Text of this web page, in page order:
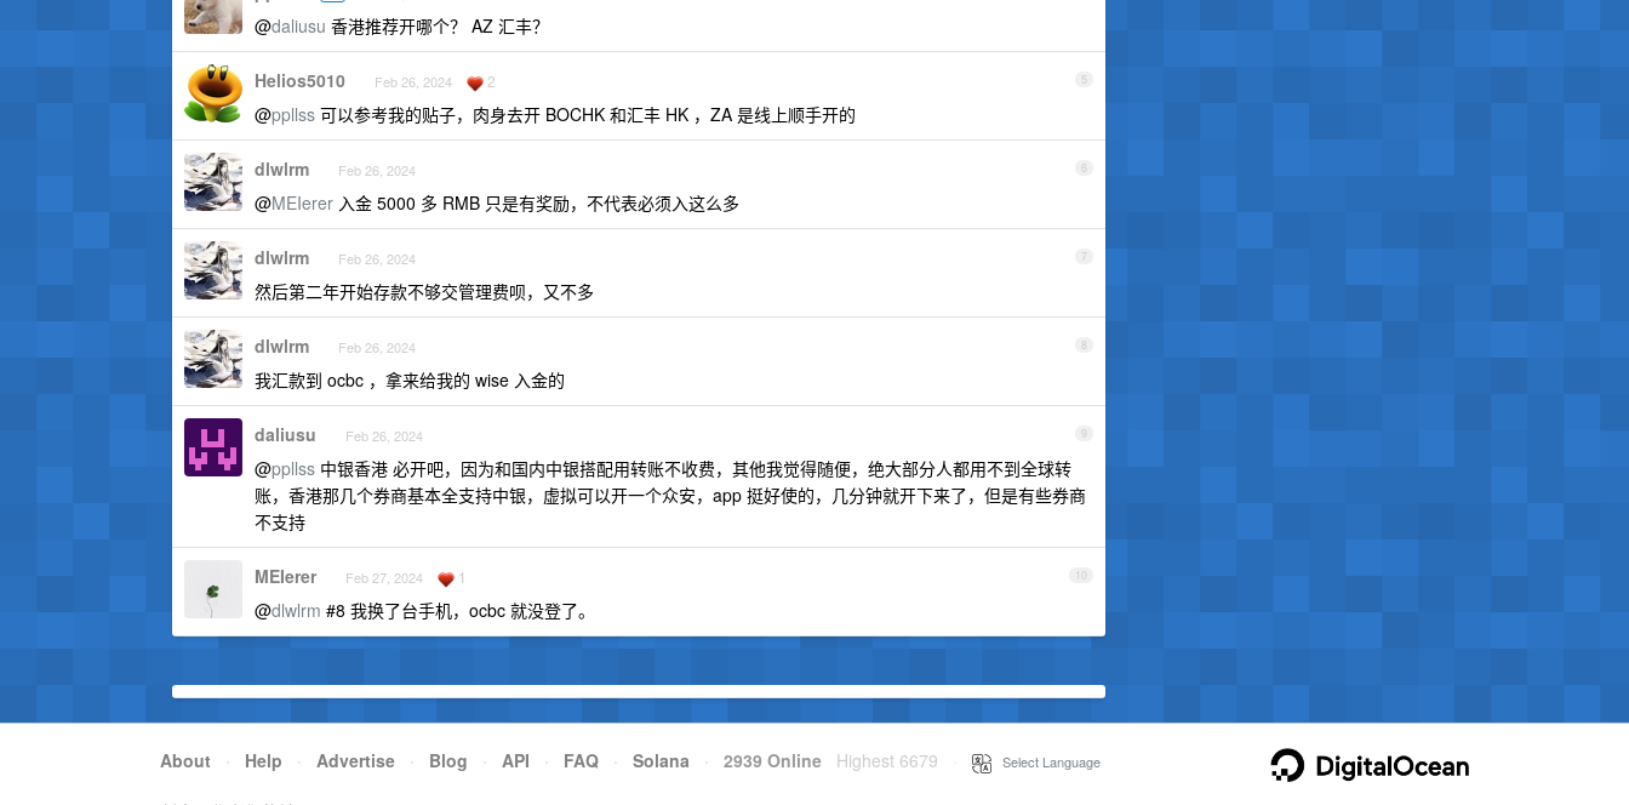
@daliusu 香港推荐开哪个？ AZ 汇丰？
5
Helios5010 Feb 26, 2024 2
@ppllss 可以参考我的贴子，肉身去开 BOCHK 和汇丰 HK ，ZA 是线上顺手开的
6
dlwlrm Feb 26, 2024
@MEIerer 入金 5000 多 RMB 只是有奖励，不代表必须入这么多
7
dlwlrm Feb 26, 2024
然后第二年开始存款不够交管理费呗，又不多
8
dlwlrm Feb 26, 2024
我汇款到 ocbc ，拿来给我的 wise 入金的
9
daliusu Feb 26, 2024
@ppllss 中银香港 必开吧，因为和国内中银搭配用转账不收费，其他我觉得随便，绝大部分人都用不到全球转
账，香港那几个券商基本全支持中银，虚拟可以开一个众安，app 挺好使的，几分钟就开下来了，但是有些券商
不支持
10
MEIerer Feb 27, 2024 1
@dlwlrm #8 我换了台手机，ocbc 就没登了。
About · Help · Advertise · Blog · API · FAQ · Solana · 2939 Online Highest 6679 Select Language